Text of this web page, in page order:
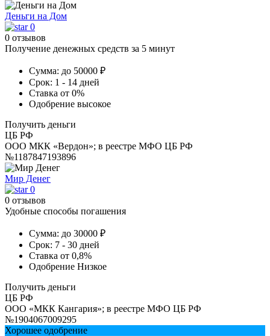
Деньги на Дом
0
0 отзывов
Получение денежных средств за 5 минут
Сумма: до 50000 ₽
Срок: 1 - 14 дней
Ставка от 0%
Одобрение высокое
Получить деньги
ЦБ РФ
ООО МКК «Вердон»; в реестре МФО ЦБ РФ
№1187847193896
Мир Денег
0
0 отзывов
Удобные способы погашения
Сумма: до 30000 ₽
Срок: 7 - 30 дней
Ставка от 0,8%
Одобрение Низкое
Получить деньги
ЦБ РФ
ООО «МКК Кангария»; в реестре МФО ЦБ РФ
№1904067009295
Хорошее одобрение